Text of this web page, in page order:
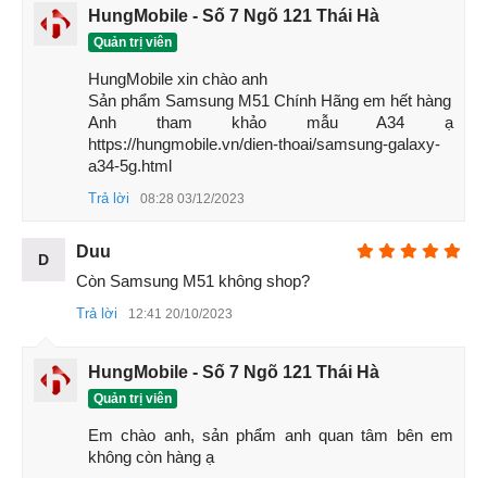
4. Samsung M51 sở hữu màn hình cao cấp
thiết kế hệ đại
Màn hìnhSuper AMOLED Plus
cùng nịnh mắt, màu sắc rực rỡ, sống động. Ngoài ra độ
kết hợp cùng kích thước lớn 6.7 inch mang đến không gian
hiển thị rộng rãi, thoải mái.
Samsung Galaxy M51 còn có thiết kế hiện đại và sang trọng
được bo tròn mềm mại và các chi tiết cho dù nhỏ nhất đều
được hoàn thiện rất chỉnh chu.
HungMobile - Số 7 Ngõ 121 Thái Hà
Quản trị viên
HungMobile xin chào anh
Sản phẩm Samsung M51 Chính Hãng em hết hàng
Anh tham khảo mẫu A34 ạ
https://hungmobile.vn/dien-thoai/samsung-galaxy-
a34-5g.html
Trả lời 08:28 03/12/2023
D
Duu
Còn Samsung M51 không shop?
Trả lời 12:41 20/10/2023
HungMobile - Số 7 Ngõ 121 Thái Hà
Quản trị viên
Em chào anh, sản phẩm anh quan tâm bên em
không còn hàng ạ